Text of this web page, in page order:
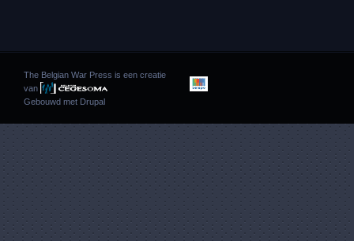
The Belgian War Press is een creatie
van
Gebouwd met Drupal